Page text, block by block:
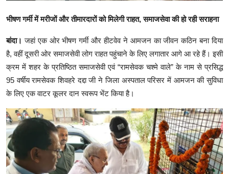
भीषण गर्मी में मरीजों और तीमारदारों को मिलेगी राहत, समाजसेवा की हो रही सराहना
बांदा।जहां एक ओर भीषण गर्मी और हीटवेव ने आमजन का जीवन कठिन बना दिया
है, वहीं दूसरी ओर समाजसेवी लोग राहत पहुंचाने के लिए लगातार आगे आ रहे हैं। इसी
क्रम में शहर के प्रतिष्ठित समाजसेवी एवं “रामसेवक चश्मे वाले” के नाम से प्रसिद्ध
95 वर्षीय रामसेवक शिवहरे दद्दा जी ने जिला अस्पताल परिसर में आमजन की सुविधा
के लिए एक वाटर कूलर दान स्वरूप भेंट किया है।